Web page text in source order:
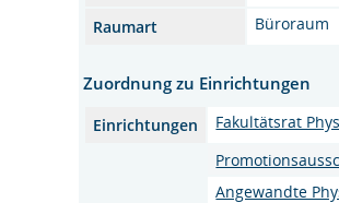
Raumart
Büroraum
Zuordnung zu Einrichtungen
Einrichtungen
Fakultätsrat
Angewandte